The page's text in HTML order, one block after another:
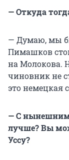
— Откуда
— Думаю, мы
Пимашков
на Молокова.
чиновник не
это немецкая
— С нынешним
лучше? Вы
Уссу?